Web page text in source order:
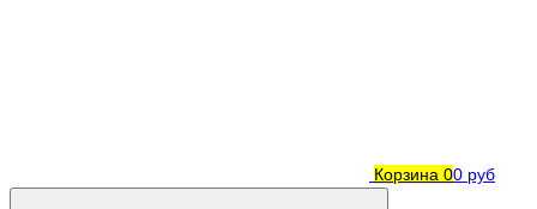
Корзина 00 руб